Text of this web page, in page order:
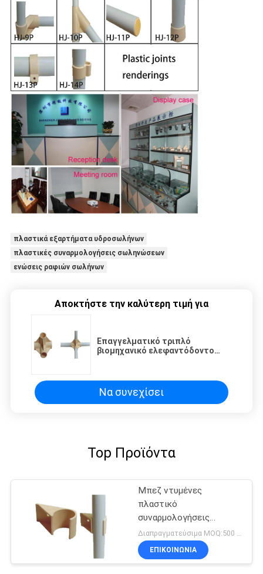
πλαστικά εξαρτήματα υδροσωλήνων
πλαστικές συναρμολογήσεις σωληνώσεων
ενώσεις ραφιών σωλήνων
Αποκτήστε την καλύτερη τιμή για
Επαγγελματικό τριπλό
βιομηχανικό ελεφαντόδοντο
Να συνεχίσει
Top Προϊόντα
Μπεζ ντυμένες
πλαστικό
συναρμολογήσεις
υδραυλικών για το
σύστημα ραφιών
σωλήνων DIY
Διαπραγματεύσιμα MOQ:500 τμχ
ΕΠΙΚΟΙΝΩΝΊΑ